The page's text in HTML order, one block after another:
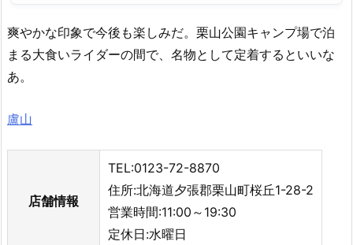
爽やかな印象で今後も楽しみだ。栗山公園キャンプ場で泊
まる大食いライダーの間で、名物として定着するといいな
あ。
盧山
店舗情報
TEL:0123-72-8870
住所:北海道夕張郡栗山町桜丘1-28-2
営業時間:11:00～19:30
定休日:水曜日